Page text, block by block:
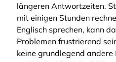
längeren Antwortzeiten.
mit einigen Stunden
Englisch sprechen, kann
Problemen frustrierend
keine grundlegend andere